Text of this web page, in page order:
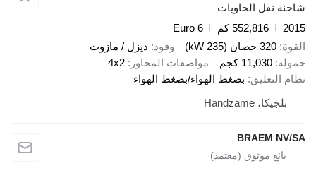
شاحنة نقل الحاويات
2015
552,816 كم
Euro 6
القوة 320 حصان (235 kW) وقود ديزل / مازوت
حمولة 11,030 كجم مواصفات المحاور
4x2
نظام التعليق بضغط الهواء/بضغط الهواء
بلجيكا، Handzame
BRAEM NV/SA